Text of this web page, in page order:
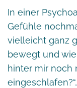
In einer
Gefühle
vielleicht ganz
bewegt und
hinter mir noch